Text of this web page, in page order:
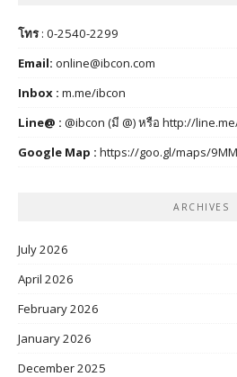
โทร: 0-2540-2299
Email: online@ibcon.com
Inbox : m.me/ibcon
Line@ : @ibcon (มี @) หรือ http://
Google Map : https://goo.gl/maps/
ARCHIVES
July 2026
April 2026
February 2026
January 2026
December 2025